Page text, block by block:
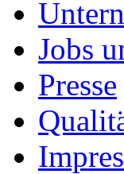
Jobs
Presse